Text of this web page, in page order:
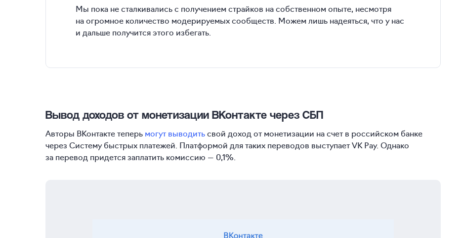
Мы пока не сталкивались с получением страйков на собственном опыте, несмотря
на огромное количество модерируемых сообществ. Можем лишь надеяться, что у нас
и дальше получится этого избегать.
Вывод доходов от монетизации ВКонтакте через СБП
Авторы ВКонтакте теперь могут выводитьсвой доход от монетизации на счет в российском банке
через Систему быстрых платежей. Платформой для таких переводов выступает VK Pay. Однако
за перевод придется заплатить комиссию — 0,1%.